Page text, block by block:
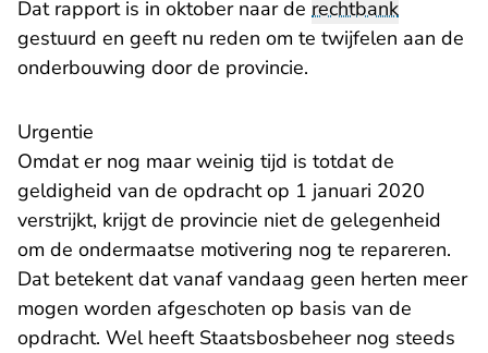
Dat rapport is in oktober naar de rechtbank
gestuurd en geeft nu reden om te twijfelen aan de
onderbouwing door de provincie.
Urgentie
Omdat er nog maar weinig tijd is totdat de
geldigheid van de opdracht op 1 januari 2020
verstrijkt, krijgt de provincie niet de gelegenheid
om de ondermaatse motivering nog te repareren.
Dat betekent dat vanaf vandaag geen herten meer
mogen worden afgeschoten op basis van de
opdracht. Wel heeft Staatsbosbeheer nog steeds